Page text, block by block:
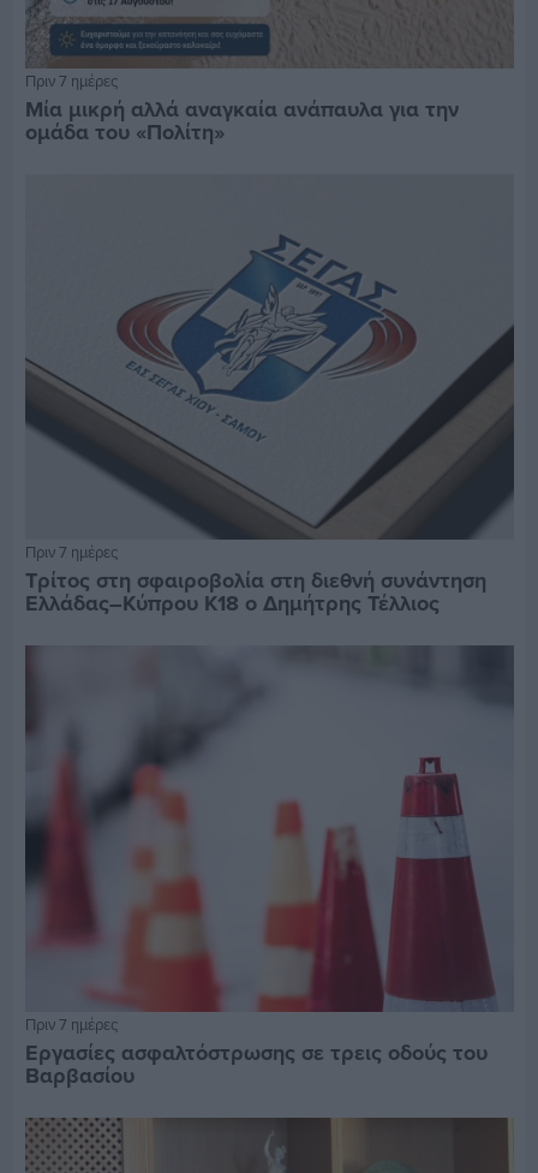
Πριν 7 ημέρες
Μία μικρή αλλά αναγκαία ανάπαυλα για την
ομάδα του «Πολίτη»
Πριν 7 ημέρες
Τρίτος στη σφαιροβολία στη διεθνή συνάντηση
Ελλάδας–Κύπρου Κ18 ο Δημήτρης Τέλλιος
Πριν 7 ημέρες
Εργασίες ασφαλτόστρωσης σε τρεις οδούς του
Βαρβασίου